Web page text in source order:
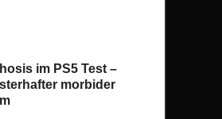
im PS5 Test –
morbider